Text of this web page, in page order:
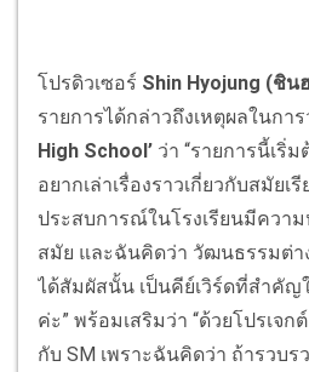
โปรดิวเซอร์ Shin Hyojung (ชิน
รายการได้กล่าวถึงเหตุผลในกา
High School’ ว่า “รายการนี้เริ่
อยากเล่าเรื่องราวเกี่ยวกับสมัยเ
ประสบการณ์ในโรงเรียนมีควา
สมัย และฉันคิดว่า วัฒนธรรมต่
ได้สัมผัสนั้น เป็นคีย์เวิร์ดที่สำคัญ
ค่ะ” พร้อมเสริมว่า “ด้วยโปรเจ
กับ SM เพราะฉันคิดว่า ถ้ารวบ